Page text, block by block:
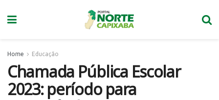
Home Educação
Chamada Pública Escolar
2023: período para